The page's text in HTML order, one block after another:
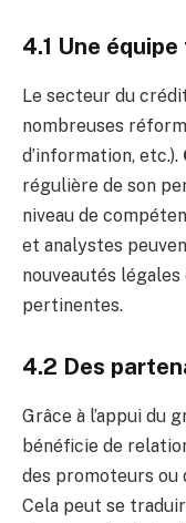
4.1 Une
Le secteur du
nombreuses
d’information, etc.).
régulière de son
niveau de
et analystes
nouveautés
pertinentes.
4.2 Des
Grâce à l’appui du
bénéficie de
des promoteurs ou
Cela peut se